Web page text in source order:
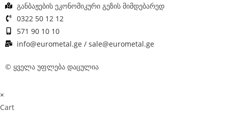
განბაჟების ეკონომიკური გეზის მიმდებარედ
0322 50 12 12
571 90 10 10
info@eurometal.ge / sale@eurometal.ge
© ყველა უფლება დაცულია
×
Cart